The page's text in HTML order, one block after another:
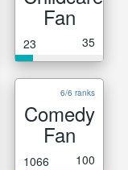
Fan
23 35
6/6 ranks
Comedy
Fan
1066 100